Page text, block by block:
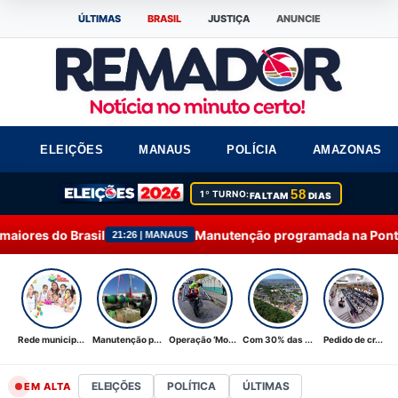
ÚLTIMAS BRASIL JUSTIÇA ANUNCIE
ELEIÇÕES MANAUS POLÍCIA AMAZONAS
1º TURNO:FALTAM58 DIAS
| MANAUS Manutenção programada na Ponta do Ismael é
Rede municip... Manutenção p... Operação ‘Mo... Com 30% das ... Pedido de cr...
EM ALTA ELEIÇÕES POLÍTICA ÚLTIMAS